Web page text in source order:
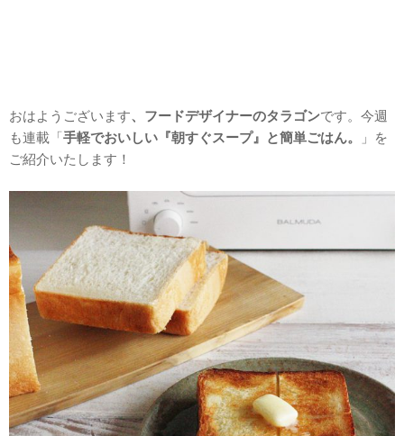
おはようございます、フードデザイナーのタラゴンです。今週
も連載「手軽でおいしい『朝すぐスープ』と簡単ごはん。
」を
ご紹介いたします！